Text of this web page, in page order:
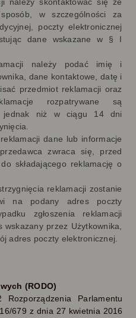
w szczególności za
poczty elektronicznej
dane wskazane w § I
należy podać imię i
dane kontaktowe, datę i
przedmiot reklamacji oraz
rozpatrywane są
jednak niż w ciągu 14 dni
dane lub informacje
zwraca się, przed
składającego reklamację o
reklamacji zostanie
na podany adres poczty
zgłoszenia reklamacji
przez Użytkownika,
adres poczty elektronicznej.
(RODO)
Parlamentu
679 z dnia 27 kwietnia 2016